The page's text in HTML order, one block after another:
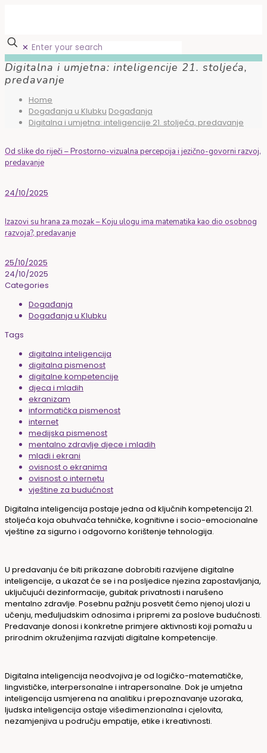
✕
Digitalna i umjetna: inteligencije 21. stoljeća,
predavanje
Home
Događanja u Klubku Događanja
Digitalna i umjetna: inteligencije 21. stoljeća, predavanje
Od slike do riječi – Prostorno-vizualna percepcija i jezično-govorni razvoj,
predavanje
24/10/2025
Izazovi su hrana za mozak – Koju ulogu ima matematika kao dio osobnog
razvoja?, predavanje
25/10/2025
24/10/2025
Categories
Događanja
Događanja u Klubku
Tags
digitalna inteligencija
digitalna pismenost
digitalne kompetencije
djeca i mladih
ekranizam
informatička pismenost
internet
medijska pismenost
mentalno zdravlje djece i mladih
mladi i ekrani
ovisnost o ekranima
ovisnost o internetu
vještine za budućnost
Digitalna inteligencija postaje jedna od ključnih kompetencija 21.
stoljeća koja obuhvaća tehničke, kognitivne i socio-emocionalne
vještine za sigurno i odgovorno korištenje tehnologija.
U predavanju će biti prikazane dobrobiti razvijene digitalne
inteligencije, a ukazat će se i na posljedice njezina zapostavljanja,
uključujući dezinformacije, gubitak privatnosti i narušeno
mentalno zdravlje. Posebnu pažnju posvetit ćemo njenoj ulozi u
učenju, međuljudskim odnosima i pripremi za poslove budućnosti.
Predavanje donosi i konkretne primjere aktivnosti koji pomažu u
prirodnim okruženjima razvijati digitalne kompetencije.
Digitalna inteligencija neodvojiva je od logičko-matematičke,
lingvističke, interpersonalne i intrapersonalne. Dok je umjetna
inteligencija usmjerena na analitiku i prepoznavanje uzoraka,
ljudska inteligencija ostaje višedimenzionalna i cjelovita,
nezamjenjiva u području empatije, etike i kreativnosti.